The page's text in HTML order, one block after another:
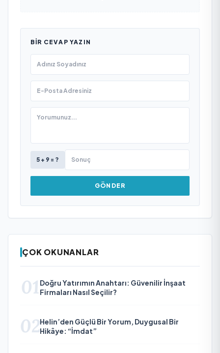
BIR CEVAP YAZIN
5 + 9 = ?
GÖNDER
ÇOK OKUNANLAR
01 Doğru Yatırımın Anahtarı: Güvenilir İnşaat
Firmaları Nasıl Seçilir?
02Helin’den Güçlü Bir Yorum, Duygusal Bir
Hikâye: “İmdat”